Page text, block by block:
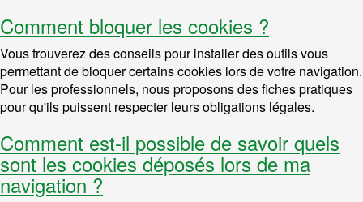
Comment bloquer les cookies ?
Vous trouverez des conseils pour installer des outils vous
permettant de bloquer certains cookies lors de votre navigation.
Pour les professionnels, nous proposons des fiches pratiques
pour qu'ils puissent respecter leurs obligations légales.
Comment est-il possible de savoir quels
sont les cookies déposés lors de ma
navigation ?